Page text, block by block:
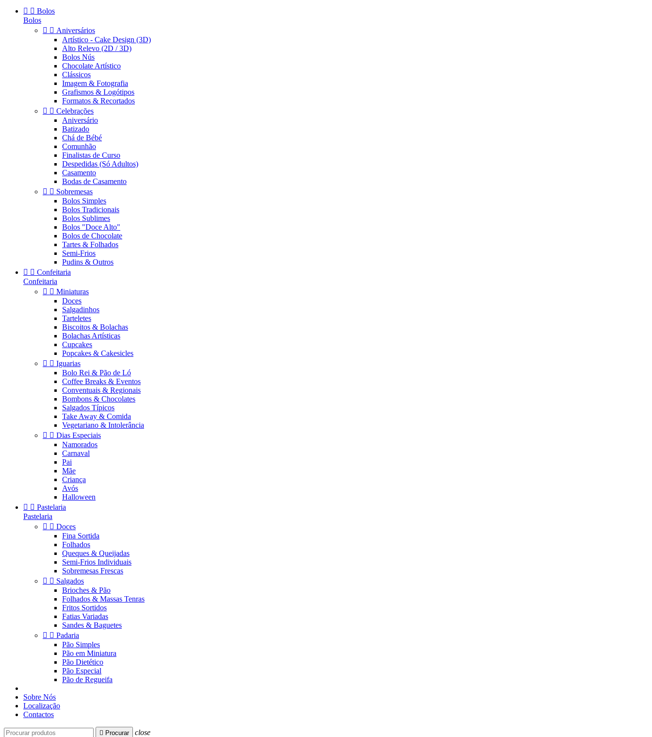
  Bolos
Bolos
  Aniversários
Artístico - Cake Design (3D)
Alto Relevo (2D / 3D)
Bolos Nús
Chocolate Artístico
Clássicos
Imagem & Fotografia
Grafismos & Logótipos
Formatos & Recortados
  Celebrações
Aniversário
Batizado
Chá de Bébé
Comunhão
Finalistas de Curso
Despedidas (Só Adultos)
Casamento
Bodas de Casamento
  Sobremesas
Bolos Simples
Bolos Tradicionais
Bolos Sublimes
Bolos "Doce Alto"
Bolos de Chocolate
Tartes & Folhados
Semi-Frios
Pudins & Outros
  Confeitaria
Confeitaria
  Miniaturas
Doces
Salgadinhos
Tarteletes
Biscoitos & Bolachas
Bolachas Artísticas
Cupcakes
Popcakes & Cakesicles
  Iguarias
Bolo Rei & Pão de Ló
Coffee Breaks & Eventos
Conventuais & Regionais
Bombons & Chocolates
Salgados Típicos
Take Away & Comida
Vegetariano & Intolerância
  Dias Especiais
Namorados
Carnaval
Pai
Mãe
Criança
Avós
Halloween
  Pastelaria
Pastelaria
  Doces
Fina Sortida
Folhados
Queques & Queijadas
Semi-Frios Individuais
Sobremesas Frescas
  Salgados
Brioches & Pão
Folhados & Massas Tenras
Fritos Sortidos
Fatias Variadas
Sandes & Baguetes
  Padaria
Pão Simples
Pão em Miniatura
Pão Dietético
Pão Especial
Pão de Regueifa
Sobre Nós
Localização
Contactos
 Procurar close